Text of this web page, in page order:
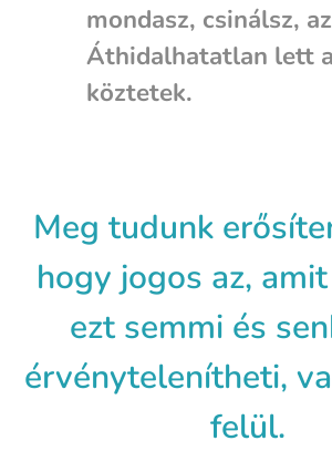
mondasz, csinálsz,
Áthidalhatatlan lett
köztetek.
Meg tudunk
hogy jogos az,
ezt semmi és
érvénytelenítheti,
felül.